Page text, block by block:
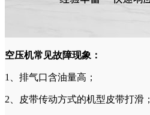
空压机常见故障现象：
1、排气口含油量高；
2、皮带传动方式的机型皮带打滑；